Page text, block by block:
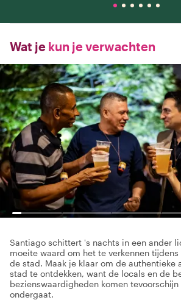
Wat je kun je verwachten
Santiago schittert 's nachts in een ander
moeite waard om het te verkennen
de stad. Maak je klaar om de authentieke
stad te ontdekken, want de locals en de
bezienswaardigheden komen
ondergaat.